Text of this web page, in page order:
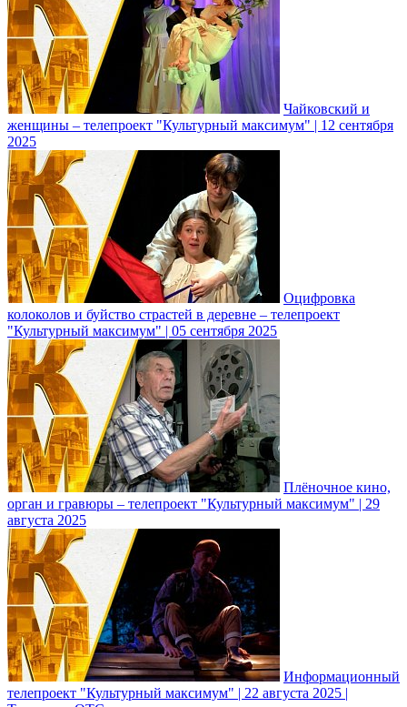
Чайковский и
женщины – телепроект "Культурный максимум" | 12 сентября
2025
Оцифровка
колоколов и буйство страстей в деревне – телепроект
"Культурный максимум" | 05 сентября 2025
Плёночное кино,
орган и гравюры – телепроект "Культурный максимум" | 29
августа 2025
Информационный
телепроект "Культурный максимум" | 22 августа 2025 |